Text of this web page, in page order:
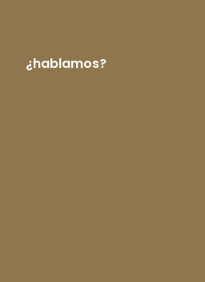
¿hablamos?